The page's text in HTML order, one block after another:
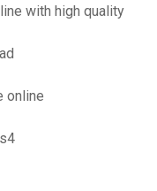
with high quality
online